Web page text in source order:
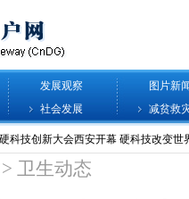
发展观察
图片新
社会发展 减贫救
> 卫生动态